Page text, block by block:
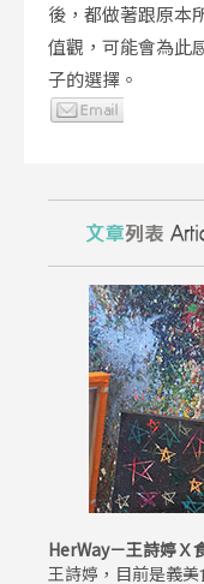
後，都做著跟原本
值觀，可能會為此
子的選擇。
HerWay－王詩婷Ｘ
王詩婷，目前是義